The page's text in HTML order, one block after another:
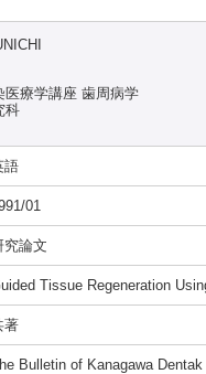
療学講座 歯周病学
科
語
01
究論文
Tissue Regeneration
著
Bulletin of Kanagawa Dentak